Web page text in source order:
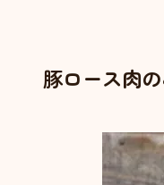
豚ロース肉